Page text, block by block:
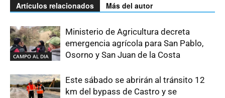
Artículos relacionados Más del autor
CAMPO AL DIA
Ministerio de Agricultura decreta
emergencia agrícola para San Pablo,
Osorno y San Juan de la Costa
Este sábado se abrirán al tránsito 12
km del bypass de Castro y se